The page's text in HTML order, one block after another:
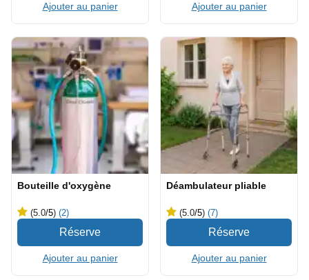
Ajouter au panier Ajouter au panier
Bouteille d'oxygène
(5.0/5) (2)
Ajouter au panier
Déambulateur pliable
(5.0/5) (7)
Ajouter au panier